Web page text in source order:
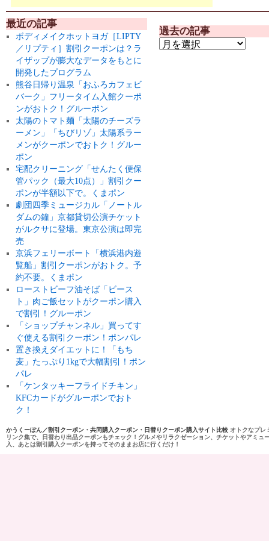
最近の記事
ボディメイクホットヨガ［LIPTY
／リプティ］割引クーポンは？ラ
イザップが膨大なデータをもとに
開発したプログラム
熊谷日帰り温泉「おふろカフェビ
バーク」フリータイム入館クーポ
ンがおトク！グルーポン
太陽のトマト麺「太陽のチーズラ
ーメン」「ちびリゾ」太陽系ラー
メンがクーポンでおトク！グルー
ポン
宅配クリーニング「せんたく便保
管パック（最大10点）」割引クー
ポンが半額以下で。くまポン
劇団四季ミュージカル「ノートル
ダムの鐘」京都貸切公演チケット
がルクサに登場。東京公演は即完
売
京浜フェリーボート「横浜港内遊
覧船」割引クーポンがおトク。予
約不要。くまポン
ローストビーフ油そば「ビース
ト」肉ご飯セットがクーポン購入
で割引！グルーポン
「ショップチャンネル」買ってす
ぐ使える割引クーポン！ポンパレ
置き換えダイエットに！「もち
麦」たっぷり1kgで大幅割引！ポン
パレ
「ケンタッキーフライドチキン」
KFCカードがグルーポンでおト
ク！
過去の記事
かうくーぽん／割引クーポン・共同購入クーポン・日替りクーポン購入サイト比較 オトクなプレ
リンク集で、日替わり出品クーポンもチェック！グルメやリラクゼーション、チケットやアミ
入、あとは割引購入クーポンを持ってそのままお店に行くだけ！